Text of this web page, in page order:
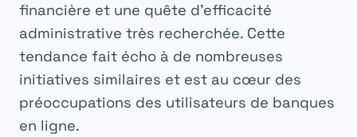
financière et une quête d’efficacité
administrative très recherchée. Cette
tendance fait écho à de nombreuses
initiatives similaires et est au cœur des
préoccupations des utilisateurs de banques
en ligne.